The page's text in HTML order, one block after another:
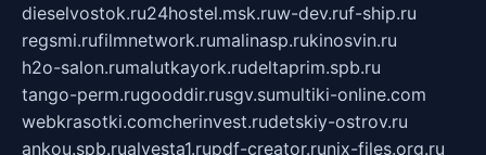
dieselvostok.ru24hostel.msk.ruw-dev.ruf-ship.ru
regsmi.rufilmnetwork.rumalinasp.rukinosvin.ru
h2o-salon.rumalutkayork.rudeltaprim.spb.ru
tango-perm.rugooddir.rusgv.sumultiki-online.com
webkrasotki.comcherinvest.rudetskiy-ostrov.ru
ankou.spb.rualvesta1.rupdf-creator.runix-files.org.ru